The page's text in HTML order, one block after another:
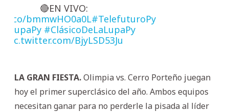
🔴EN VIVO:
t.co/bmmwHO0a0L#TelefuturoPy
#ClásicoDeLaLupaPy
pic.twitter.com/BjyLSD53Ju
LA GRAN FIESTA.Olimpia vs. Cerro Porteño juegan
hoy el primer superclásico del año. Ambos equipos
necesitan ganar para no perderle la pisada al líder